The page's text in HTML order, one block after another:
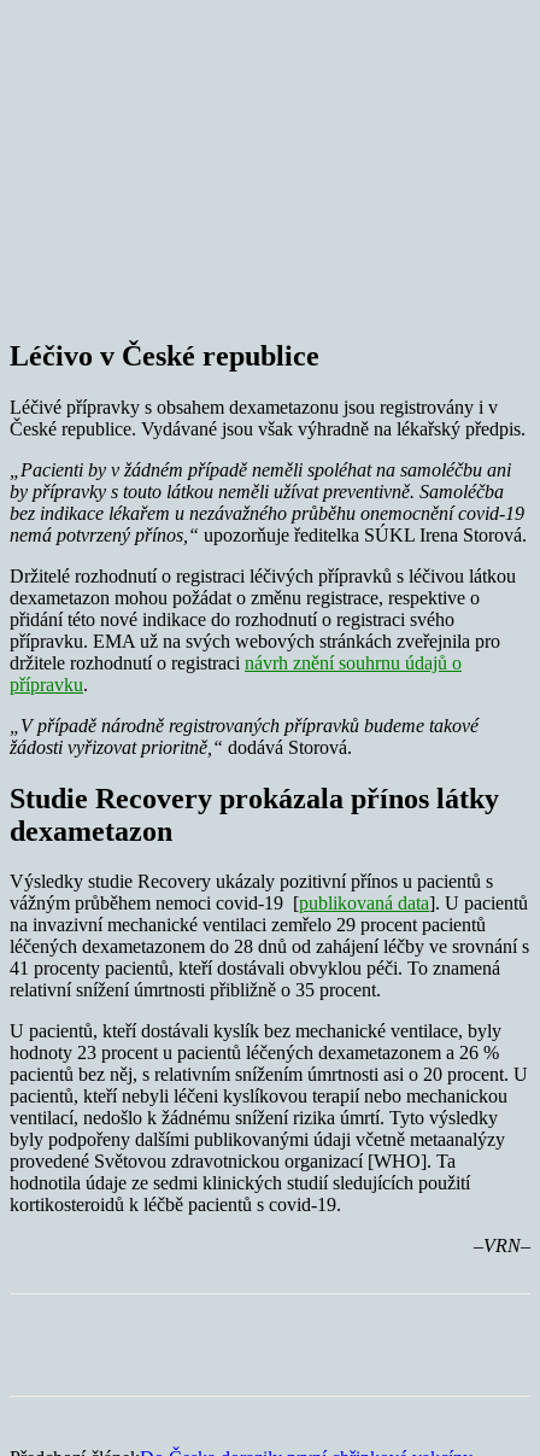
Léčivo v České republice
Léčivé přípravky s obsahem dexametazonu jsou registrovány i v
České republice. Vydávané jsou však výhradně na lékařský předpis.
„Pacienti by v žádném případě neměli spoléhat na samoléčbu ani
by přípravky s touto látkou neměli užívat preventivně. Samoléčba
bez indikace lékařem u nezávažného průběhu onemocnění covid-19
nemá potvrzený přínos,“ upozorňuje ředitelka SÚKL Irena Storová.
Držitelé rozhodnutí o registraci léčivých přípravků s léčivou látkou
dexametazon mohou požádat o změnu registrace, respektive o
přidání této nové indikace do rozhodnutí o registraci svého
přípravku. EMA už na svých webových stránkách zveřejnila pro
držitele rozhodnutí o registraci návrh znění souhrnu údajů o
přípravku.
„V případě národně registrovaných přípravků budeme takové
žádosti vyřizovat prioritně,“ dodává Storová.
Studie Recovery prokázala přínos látky
dexametazon
Výsledky studie Recovery ukázaly pozitivní přínos u pacientů s
vážným průběhem nemoci covid-19 [publikovaná data]. U pacientů
na invazivní mechanické ventilaci zemřelo 29 procent pacientů
léčených dexametazonem do 28 dnů od zahájení léčby ve srovnání s
41 procenty pacientů, kteří dostávali obvyklou péči. To znamená
relativní snížení úmrtnosti přibližně o 35 procent.
U pacientů, kteří dostávali kyslík bez mechanické ventilace, byly
hodnoty 23 procent u pacientů léčených dexametazonem a 26 %
pacientů bez něj, s relativním snížením úmrtnosti asi o 20 procent. U
pacientů, kteří nebyli léčeni kyslíkovou terapií nebo mechanickou
ventilací, nedošlo k žádnému snížení rizika úmrtí. Tyto výsledky
byly podpořeny dalšími publikovanými údaji včetně metaanalýzy
provedené Světovou zdravotnickou organizací [WHO]. Ta
hodnotila údaje ze sedmi klinických studií sledujících použití
kortikosteroidů k léčbě pacientů s covid-19.
–VRN–